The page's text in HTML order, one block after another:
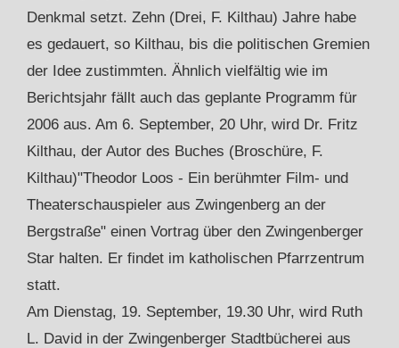
Denkmal setzt. Zehn (Drei, F. Kilthau) Jahre habe
es gedauert, so Kilthau, bis die politischen Gremien
der Idee zustimmten. Ähnlich vielfältig wie im
Berichtsjahr fällt auch das geplante Programm für
2006 aus. Am 6. September, 20 Uhr, wird Dr. Fritz
Kilthau, der Autor des Buches (Broschüre, F.
Kilthau)"Theodor Loos - Ein berühmter Film- und
Theaterschauspieler aus Zwingenberg an der
Bergstraße" einen Vortrag über den Zwingenberger
Star halten. Er findet im katholischen Pfarrzentrum
statt.
Am Dienstag, 19. September, 19.30 Uhr, wird Ruth
L. David in der Zwingenberger Stadtbücherei aus